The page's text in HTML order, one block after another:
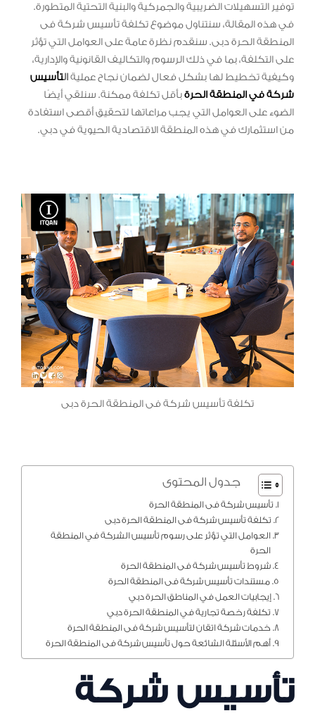
توفير التسهيلات الضريبية والجمركية والبنية التحتية المتطورة.
في هذه المقالة، سنتناول موضوع تكلفة تأسيس شركة فى
المنطقة الحرة دبى. سنقدم نظرة عامة على العوامل التي تؤثر
على التكلفة، بما في ذلك الرسوم والتكاليف القانونية والإدارية،
وكيفية تخطيط لها بشكل فعال لضمان نجاح عملية التأسيس
شركة في المنطقة الحرةبأقل تكلفة ممكنة. سنلقي أيضًا
الضوء على العوامل التي يجب مراعاتها لتحقيق أقصى استفادة
من استثمارك في هذه المنطقة الاقتصادية الحيوية في دبي.
تكلفة تأسيس شركة فى المنطقة الحرة دبى
جدول المحتوى
تأسيس شركة فى المنطقة الحرة
تكلفة تأسيس شركة فى المنطقة الحرة دبى
العوامل التي تؤثر على رسوم تأسيس الشركة في المنطقة
الحرة
شروط تأسيس شركة فى المنطقة الحرة
مستندات تأسيس شركة فى المنطقة الحرة
إيجابيات العمل في المناطق الحرة دبي
تكلفة رخصة تجارية في المنطقة الحرة دبي
خدمات شركة اتقان لتأسيس شركة فى المنطقة الحرة
أهم الأسئلة الشائعة حول تأسيس شركة فى المنطقة الحرة
تأسيس شركة